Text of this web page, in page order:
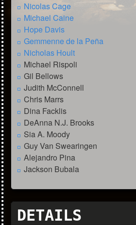
Nicolas Cage
Michael Caine
Hope Davis
Gemmenne de la Peña
Nicholas Hoult
Michael Rispoli
Gil Bellows
Judith McConnell
Chris Marrs
Dina Facklis
DeAnna N.J. Brooks
Sia A. Moody
Guy Van Swearingen
Alejandro Pina
Jackson Bubala
DETAILS